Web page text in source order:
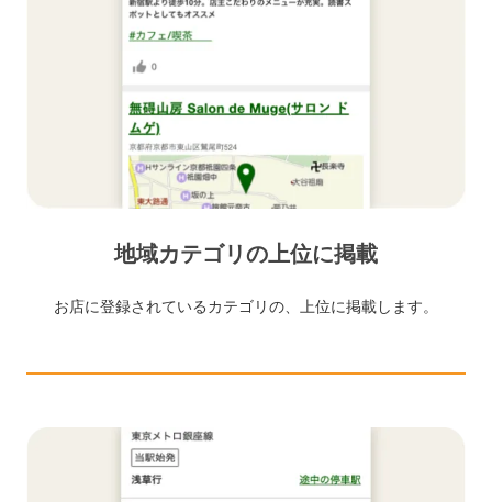
地域カテゴリの上位に掲載
お店に登録されているカテゴリの、上位に掲載します。